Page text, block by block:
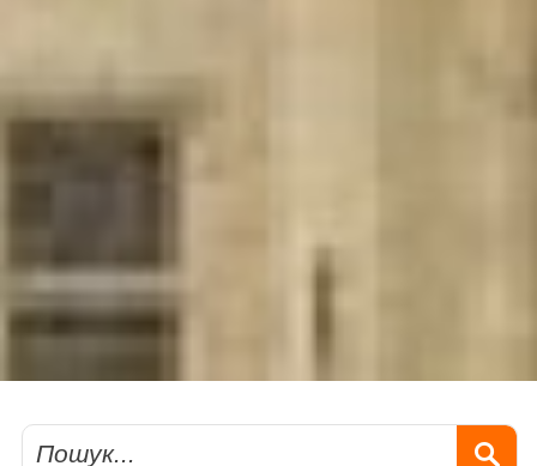
Пошук